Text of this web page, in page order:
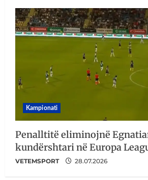
Kampionati
Penalltitë eliminojnë
kundërshtari në Europa
VETEMSPORT 28.07.2026